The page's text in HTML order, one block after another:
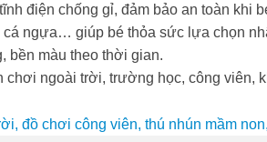
điện chống gỉ, đảm bảo an toàn khi
ngựa… giúp bé thỏa sức lựa chọn
bền màu theo thời gian.
ngoài trời, trường học, công viên,